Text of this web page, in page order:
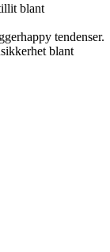
blant
tendenser.
blant